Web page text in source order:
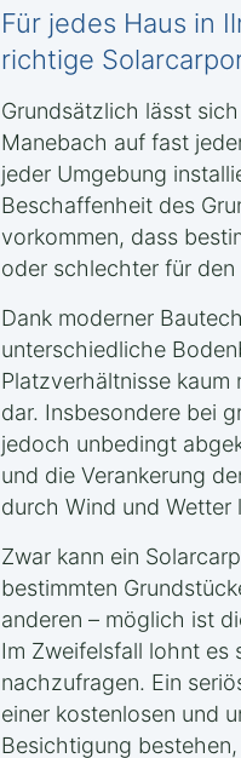
Für jedes Haus in
richtige
Grundsätzlich lässt
Manebach auf fast
jeder Umgebung
Beschaffenheit des
vorkommen, dass
oder schlechter für
Dank moderner
unterschiedliche
Platzverhältnisse kaum
dar. Insbesondere bei
jedoch unbedingt
und die Verankerung
durch Wind und
Zwar kann ein
bestimmten
anderen – möglich ist
Im Zweifelsfall lohnt es
nachzufragen. Ein
einer kostenlosen und
Besichtigung